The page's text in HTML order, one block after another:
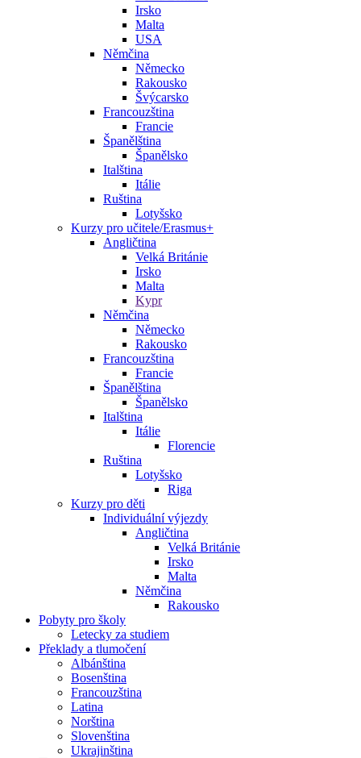
Irsko
Malta
USA
Němčina
Německo
Rakousko
Švýcarsko
Francouzština
Francie
Španělština
Španělsko
Italština
Itálie
Ruština
Lotyšsko
Kurzy pro učitele/Erasmus+
Angličtina
Velká Británie
Irsko
Malta
Kypr
Němčina
Německo
Rakousko
Francouzština
Francie
Španělština
Španělsko
Italština
Itálie
Florencie
Ruština
Lotyšsko
Riga
Kurzy pro děti
Individuální výjezdy
Angličtina
Velká Británie
Irsko
Malta
Němčina
Rakousko
Pobyty pro školy
Letecky za studiem
Překlady a tlumočení
Albánština
Bosenština
Francouzština
Latina
Norština
Slovenština
Ukrajinština